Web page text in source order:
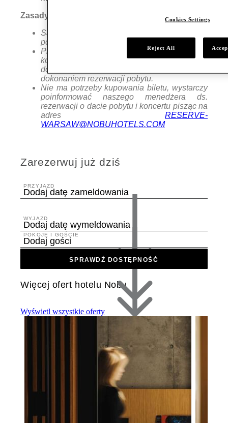
Zasady:
Sakebar jest zamknięty w niedziele i
poniedziałki
Prosimy o sprawdzenie Harmonogramu
koncertów w Jassmine aby sprawdzić
dostępność biletów na wybrany koncert przed
dokonaniem rezerwacji pobytu.
Nie ma potrzeby kupowania biletu, wystarczy
poinformować naszego menedżera ds.
rezerwacji o dacie pobytu i koncertu pisząc na
adres RESERVE-
WARSAW@NOBUHOTELS.COM
Zarezerwuj już dziś
PRZYJAZD
Dodaj datę zameldowania
WYJAZD
Dodaj datę wymeldowania
POKOJE I GOŚCIE
Dodaj gości
SPRAWDŹ DOSTĘPNOŚĆ
Więcej ofert hotelu Nobu
Wyświetl wszystkie oferty
Cookies Settings
Reject All